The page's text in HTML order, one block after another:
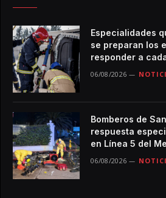
Especialidades
se preparan los
responder a
06/08/2026
Bomberos de
respuesta
en Línea 5 del
06/08/2026